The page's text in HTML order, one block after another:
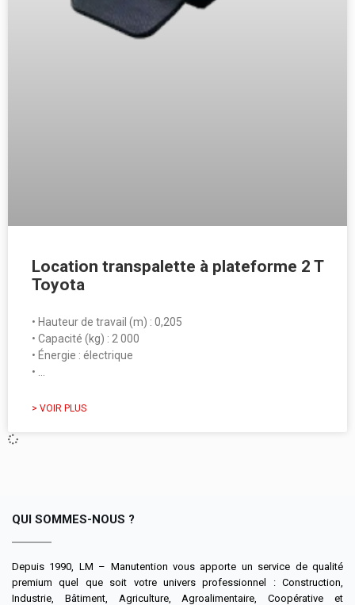
Location transpalette à plateforme 2 T
Toyota
• Hauteur de travail (m) : 0,205
• Capacité (kg) : 2 000
• Énergie : électrique
• …
> VOIR PLUS
QUI SOMMES-NOUS ?
Depuis 1990, LM – Manutention vous apporte un service de qualité
premium quel que soit votre univers professionnel : Construction,
Industrie, Bâtiment, Agriculture, Agroalimentaire, Coopérative et